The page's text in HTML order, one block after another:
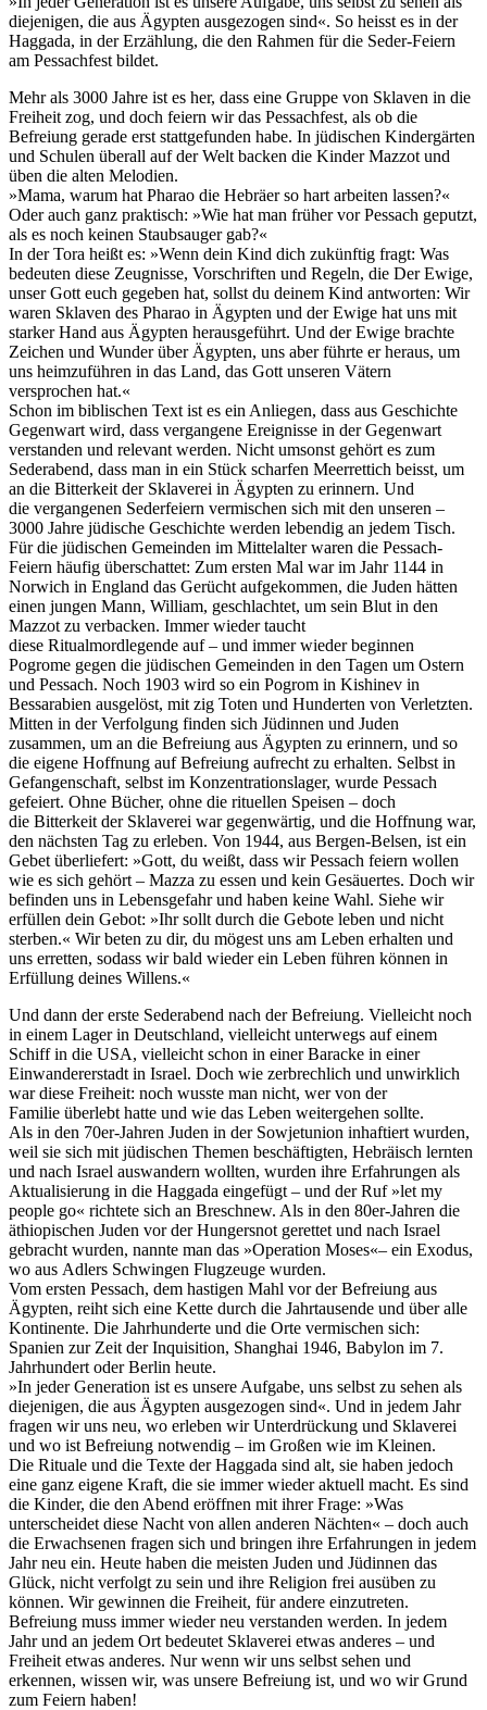
diejenigen, die aus Ägypten ausgezogen sind«. So heisst es in der
Haggada, in der Erzählung, die den Rahmen für die Seder-Feiern
am Pessachfest bildet.
Mehr als 3000 Jahre ist es her, dass eine Gruppe von Sklaven in die
Freiheit zog, und doch feiern wir das Pessachfest, als ob die
Befreiung gerade erst stattgefunden habe. In jüdischen Kindergärten
und Schulen überall auf der Welt backen die Kinder Mazzot und
üben die alten Melodien.
»Mama, warum hat Pharao die Hebräer so hart arbeiten lassen?«
Oder auch ganz praktisch: »Wie hat man früher vor Pessach geputzt,
als es noch keinen Staubsauger gab?«
In der Tora heißt es: »Wenn dein Kind dich zukünftig fragt: Was
bedeuten diese Zeugnisse, Vorschriften und Regeln, die Der Ewige,
unser Gott euch gegeben hat, sollst du deinem Kind antworten: Wir
waren Sklaven des Pharao in Ägypten und der Ewige hat uns mit
starker Hand aus Ägypten herausgeführt. Und der Ewige brachte
Zeichen und Wunder über Ägypten, uns aber führte er heraus, um
uns heimzuführen in das Land, das Gott unseren Vätern
versprochen hat.«
Schon im biblischen Text ist es ein Anliegen, dass aus Geschichte
Gegenwart wird, dass vergangene Ereignisse in der Gegenwart
verstanden und relevant werden. Nicht umsonst gehört es zum
Sederabend, dass man in ein Stück scharfen Meerrettich beisst, um
an die Bitterkeit der Sklaverei in Ägypten zu erinnern. Und
die vergangenen Sederfeiern vermischen sich mit den unseren –
3000 Jahre jüdische Geschichte werden lebendig an jedem Tisch.
Für die jüdischen Gemeinden im Mittelalter waren die Pessach-
Feiern häufig überschattet: Zum ersten Mal war im Jahr 1144 in
Norwich in England das Gerücht aufgekommen, die Juden hätten
einen jungen Mann, William, geschlachtet, um sein Blut in den
Mazzot zu verbacken. Immer wieder taucht
diese Ritualmordlegende auf – und immer wieder beginnen
Pogrome gegen die jüdischen Gemeinden in den Tagen um Ostern
und Pessach. Noch 1903 wird so ein Pogrom in Kishinev in
Bessarabien ausgelöst, mit zig Toten und Hunderten von Verletzten.
Mitten in der Verfolgung finden sich Jüdinnen und Juden
zusammen, um an die Befreiung aus Ägypten zu erinnern, und so
die eigene Hoffnung auf Befreiung aufrecht zu erhalten. Selbst in
Gefangenschaft, selbst im Konzentrationslager, wurde Pessach
gefeiert. Ohne Bücher, ohne die rituellen Speisen – doch
die Bitterkeit der Sklaverei war gegenwärtig, und die Hoffnung war,
den nächsten Tag zu erleben. Von 1944, aus Bergen-Belsen, ist ein
Gebet überliefert: »Gott, du weißt, dass wir Pessach feiern wollen
wie es sich gehört – Mazza zu essen und kein Gesäuertes. Doch wir
befinden uns in Lebensgefahr und haben keine Wahl. Siehe wir
erfüllen dein Gebot: »Ihr sollt durch die Gebote leben und nicht
sterben.« Wir beten zu dir, du mögest uns am Leben erhalten und
uns erretten, sodass wir bald wieder ein Leben führen können in
Erfüllung deines Willens.«
Und dann der erste Sederabend nach der Befreiung. Vielleicht noch
in einem Lager in Deutschland, vielleicht unterwegs auf einem
Schiff in die USA, vielleicht schon in einer Baracke in einer
Einwandererstadt in Israel. Doch wie zerbrechlich und unwirklich
war diese Freiheit: noch wusste man nicht, wer von der
Familie überlebt hatte und wie das Leben weitergehen sollte.
Als in den 70er-Jahren Juden in der Sowjetunion inhaftiert wurden,
weil sie sich mit jüdischen Themen beschäftigten, Hebräisch lernten
und nach Israel auswandern wollten, wurden ihre Erfahrungen als
Aktualisierung in die Haggada eingefügt – und der Ruf »let my
people go« richtete sich an Breschnew. Als in den 80er-Jahren die
äthiopischen Juden vor der Hungersnot gerettet und nach Israel
gebracht wurden, nannte man das »Operation Moses«– ein Exodus,
wo aus Adlers Schwingen Flugzeuge wurden.
Vom ersten Pessach, dem hastigen Mahl vor der Befreiung aus
Ägypten, reiht sich eine Kette durch die Jahrtausende und über alle
Kontinente. Die Jahrhunderte und die Orte vermischen sich:
Spanien zur Zeit der Inquisition, Shanghai 1946, Babylon im 7.
Jahrhundert oder Berlin heute.
»In jeder Generation ist es unsere Aufgabe, uns selbst zu sehen als
diejenigen, die aus Ägypten ausgezogen sind«. Und in jedem Jahr
fragen wir uns neu, wo erleben wir Unterdrückung und Sklaverei
und wo ist Befreiung notwendig – im Großen wie im Kleinen.
Die Rituale und die Texte der Haggada sind alt, sie haben jedoch
eine ganz eigene Kraft, die sie immer wieder aktuell macht. Es sind
die Kinder, die den Abend eröffnen mit ihrer Frage: »Was
unterscheidet diese Nacht von allen anderen Nächten« – doch auch
die Erwachsenen fragen sich und bringen ihre Erfahrungen in jedem
Jahr neu ein. Heute haben die meisten Juden und Jüdinnen das
Glück, nicht verfolgt zu sein und ihre Religion frei ausüben zu
können. Wir gewinnen die Freiheit, für andere einzutreten.
Befreiung muss immer wieder neu verstanden werden. In jedem
Jahr und an jedem Ort bedeutet Sklaverei etwas anderes – und
Freiheit etwas anderes. Nur wenn wir uns selbst sehen und
erkennen, wissen wir, was unsere Befreiung ist, und wo wir Grund
zum Feiern haben!